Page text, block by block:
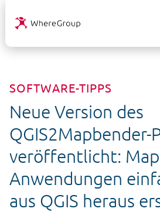
SOFTWARE-TIPPS
Neue Version des
QGIS2Mapbender-
veröffentlicht:
Anwendungen
aus QGIS heraus